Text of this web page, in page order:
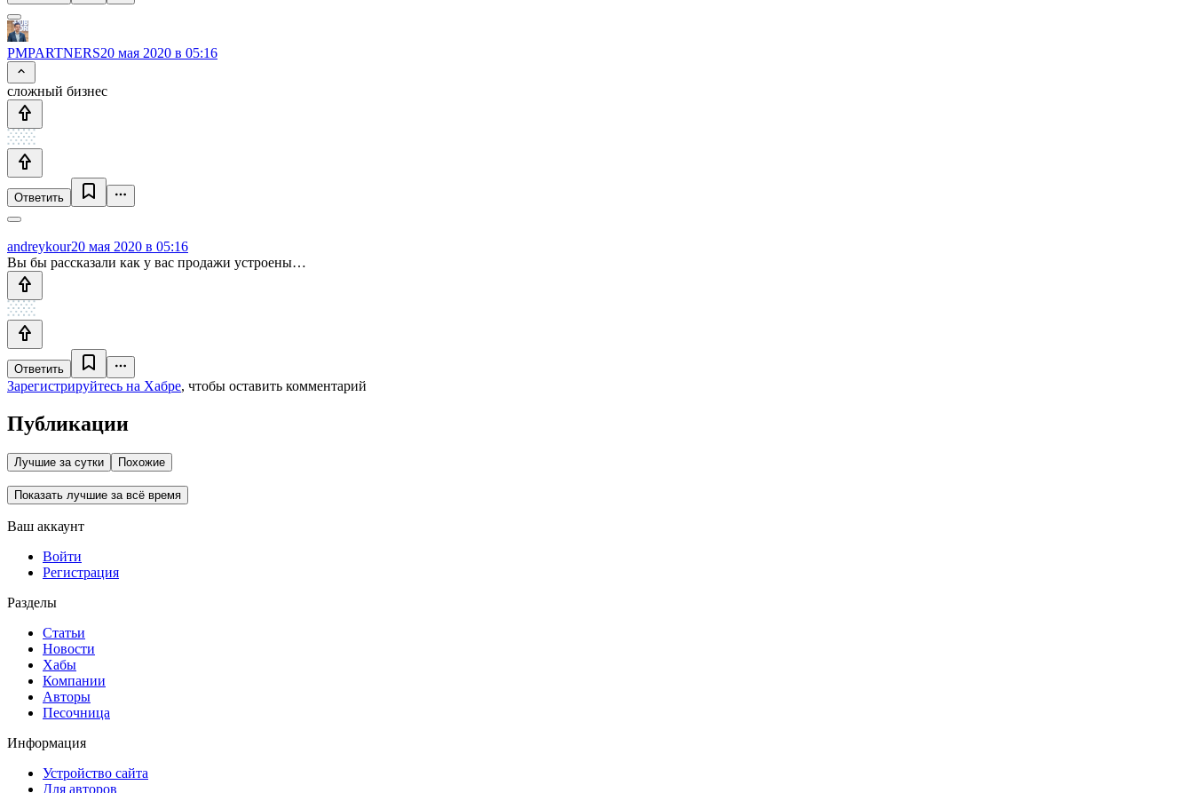
PMPARTNERS20 мая 2020 в 05:16
сложный бизнес
Ответить
andreykour20 мая 2020 в 05:16
Вы бы рассказали как у вас продажи устроены…
Ответить
Зарегистрируйтесь на Хабре, чтобы оставить комментарий
Публикации
Лучшие за сутки Похожие
Показать лучшие за всё время
Ваш аккаунт
Войти
Регистрация
Разделы
Статьи
Новости
Хабы
Компании
Авторы
Песочница
Информация
Устройство сайта
Для авторов